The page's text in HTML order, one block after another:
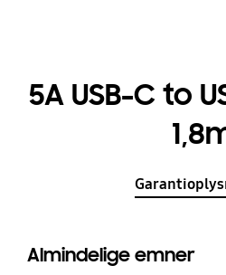
5A USB-C to
Almindelige emner